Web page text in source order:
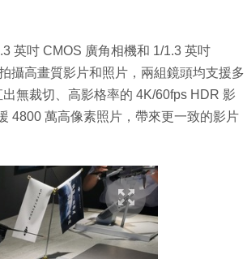
間
英吋 CMOS 廣角相機和 1/1.3 英吋
攝高畫質影片和照片，兩組鏡頭均支援多
無裁切、高影格率的 4K/60fps HDR 影
4800 萬高像素照片，帶來更一致的影片